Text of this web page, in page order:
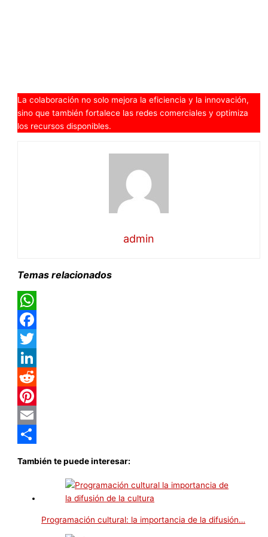
La colaboración no solo mejora la eficiencia y la innovación,
sino que también fortalece las redes comerciales y optimiza
los recursos disponibles.
admin
Temas relacionados
WhatsApp
Facebook
Twitter
LinkedIn
Reddit
Pinterest
Email
También te puede interesar:
Programación cultural: la importancia de la difusión…